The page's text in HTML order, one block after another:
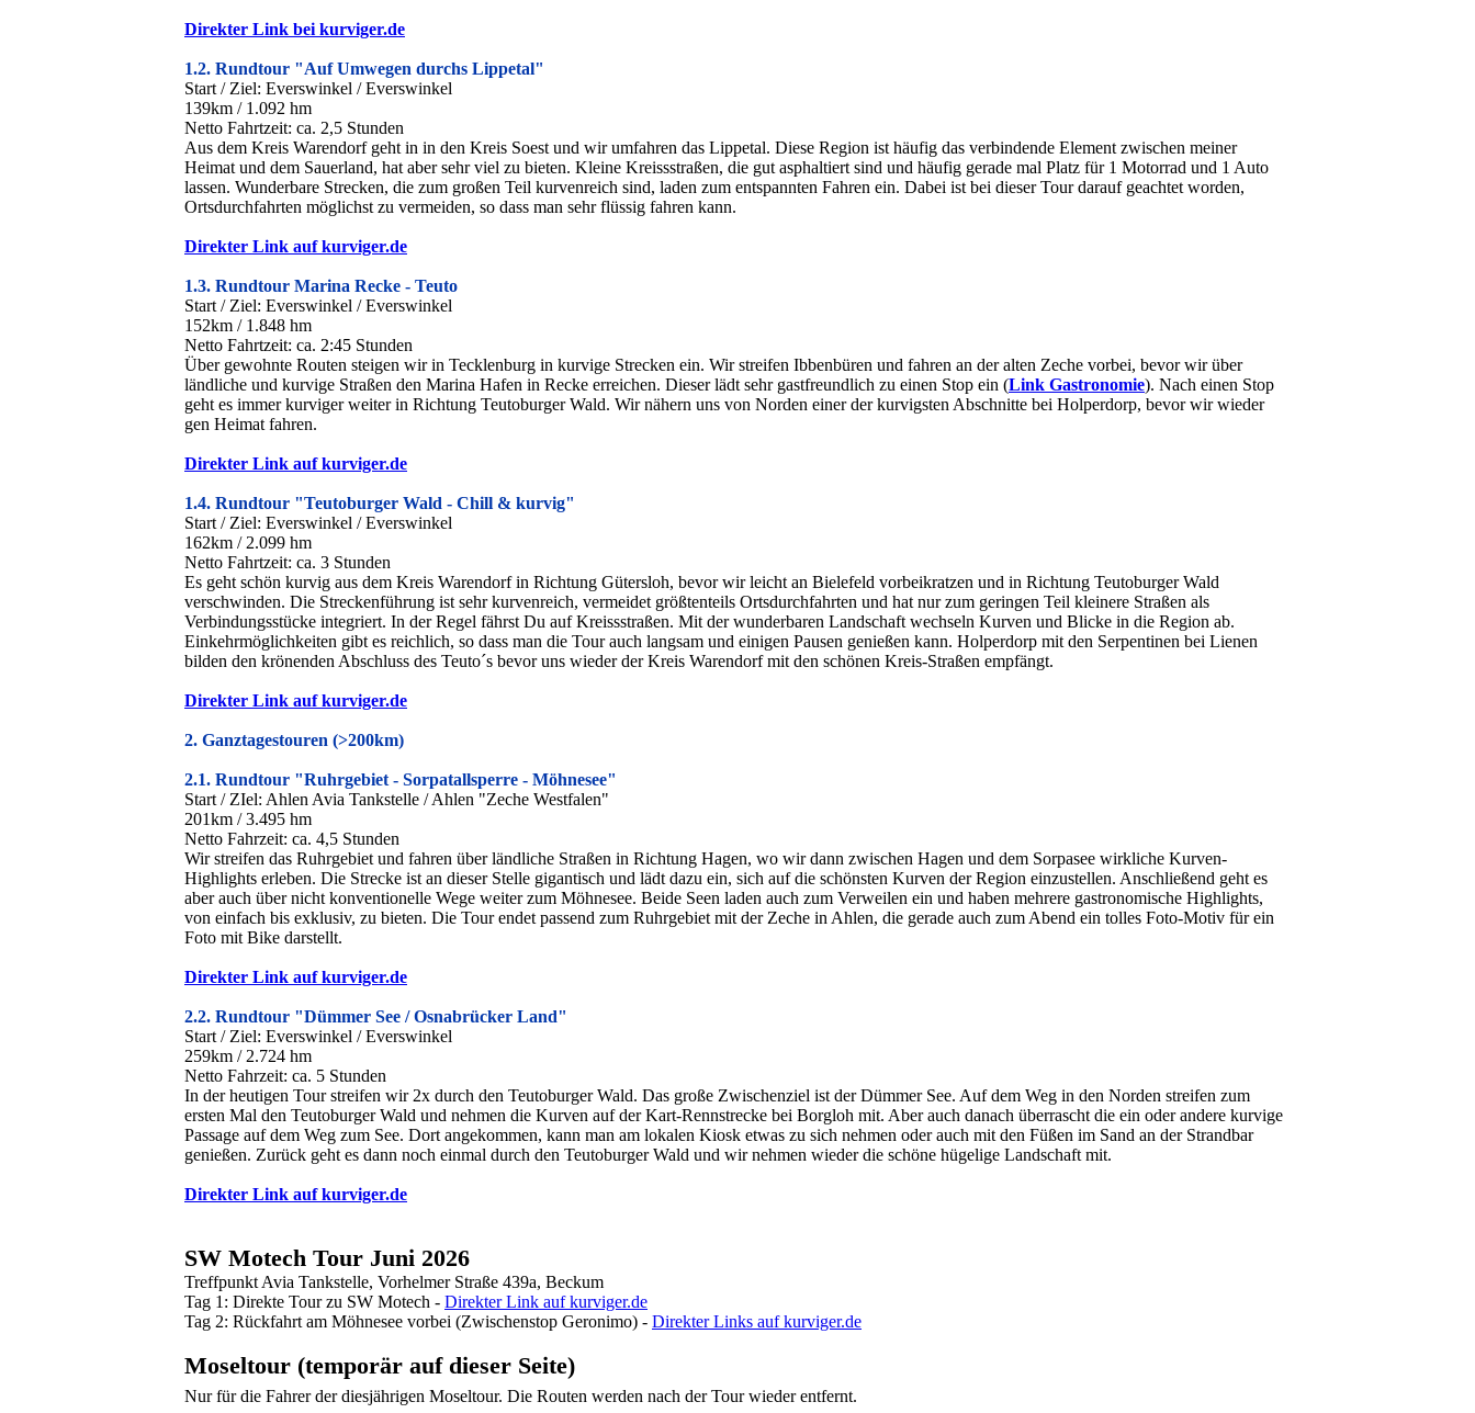
Direkter Link bei kurviger.de
1.2. Rundtour "Auf Umwegen durchs Lippetal"
Start / Ziel: Everswinkel / Everswinkel
139km / 1.092 hm
Netto Fahrtzeit: ca. 2,5 Stunden
Aus dem Kreis Warendorf geht in in den Kreis Soest und wir umfahren das Lippetal. Diese Region ist häufig das verbindende Element zwischen meiner
Heimat und dem Sauerland, hat aber sehr viel zu bieten. Kleine Kreissstraßen, die gut asphaltiert sind und häufig gerade mal Platz für 1 Motorrad und 1 Auto
lassen. Wunderbare Strecken, die zum großen Teil kurvenreich sind, laden zum entspannten Fahren ein. Dabei ist bei dieser Tour darauf geachtet worden,
Ortsdurchfahrten möglichst zu vermeiden, so dass man sehr flüssig fahren kann.
Direkter Link auf kurviger.de
1.3. Rundtour Marina Recke - Teuto
Start / Ziel: Everswinkel / Everswinkel
152km / 1.848 hm
Netto Fahrtzeit: ca. 2:45 Stunden
Über gewohnte Routen steigen wir in Tecklenburg in kurvige Strecken ein. Wir streifen Ibbenbüren und fahren an der alten Zeche vorbei, bevor wir über
ländliche und kurvige Straßen den Marina Hafen in Recke erreichen. Dieser lädt sehr gastfreundlich zu einen Stop ein (Link Gastronomie). Nach einen Stop
geht es immer kurviger weiter in Richtung Teutoburger Wald. Wir nähern uns von Norden einer der kurvigsten Abschnitte bei Holperdorp, bevor wir wieder
gen Heimat fahren.
Direkter Link auf kurviger.de
1.4. Rundtour "Teutoburger Wald - Chill & kurvig"
Start / Ziel: Everswinkel / Everswinkel
162km / 2.099 hm
Netto Fahrtzeit: ca. 3 Stunden
Es geht schön kurvig aus dem Kreis Warendorf in Richtung Gütersloh, bevor wir leicht an Bielefeld vorbeikratzen und in Richtung Teutoburger Wald
verschwinden. Die Streckenführung ist sehr kurvenreich, vermeidet größtenteils Ortsdurchfahrten und hat nur zum geringen Teil kleinere Straßen als
Verbindungsstücke integriert. In der Regel fährst Du auf Kreissstraßen. Mit der wunderbaren Landschaft wechseln Kurven und Blicke in die Region ab.
Einkehrmöglichkeiten gibt es reichlich, so dass man die Tour auch langsam und einigen Pausen genießen kann. Holperdorp mit den Serpentinen bei Lienen
bilden den krönenden Abschluss des Teuto´s bevor uns wieder der Kreis Warendorf mit den schönen Kreis-Straßen empfängt.
Direkter Link auf kurviger.de
2. Ganztagestouren (>200km)
2.1. Rundtour "Ruhrgebiet - Sorpatallsperre - Möhnesee"
Start / ZIel: Ahlen Avia Tankstelle / Ahlen "Zeche Westfalen"
201km / 3.495 hm
Netto Fahrzeit: ca. 4,5 Stunden
Wir streifen das Ruhrgebiet und fahren über ländliche Straßen in Richtung Hagen, wo wir dann zwischen Hagen und dem Sorpasee wirkliche Kurven-
Highlights erleben. Die Strecke ist an dieser Stelle gigantisch und lädt dazu ein, sich auf die schönsten Kurven der Region einzustellen. Anschließend geht es
aber auch über nicht konventionelle Wege weiter zum Möhnesee. Beide Seen laden auch zum Verweilen ein und haben mehrere gastronomische Highlights,
von einfach bis exklusiv, zu bieten. Die Tour endet passend zum Ruhrgebiet mit der Zeche in Ahlen, die gerade auch zum Abend ein tolles Foto-Motiv für ein
Foto mit Bike darstellt.
Direkter Link auf kurviger.de
2.2. Rundtour "Dümmer See / Osnabrücker Land"
Start / Ziel: Everswinkel / Everswinkel
259km / 2.724 hm
Netto Fahrzeit: ca. 5 Stunden
In der heutigen Tour streifen wir 2x durch den Teutoburger Wald. Das große Zwischenziel ist der Dümmer See. Auf dem Weg in den Norden streifen zum
ersten Mal den Teutoburger Wald und nehmen die Kurven auf der Kart-Rennstrecke bei Borgloh mit. Aber auch danach überrascht die ein oder andere kurvige
Passage auf dem Weg zum See. Dort angekommen, kann man am lokalen Kiosk etwas zu sich nehmen oder auch mit den Füßen im Sand an der Strandbar
genießen. Zurück geht es dann noch einmal durch den Teutoburger Wald und wir nehmen wieder die schöne hügelige Landschaft mit.
Direkter Link auf kurviger.de
SW Motech Tour Juni 2026
Treffpunkt Avia Tankstelle, Vorhelmer Straße 439a, Beckum
Tag 1: Direkte Tour zu SW Motech - Direkter Link auf kurviger.de
Tag 2: Rückfahrt am Möhnesee vorbei (Zwischenstop Geronimo) - Direkter Links auf kurviger.de
Moseltour (temporär auf dieser Seite)
Nur für die Fahrer der diesjährigen Moseltour. Die Routen werden nach der Tour wieder entfernt.